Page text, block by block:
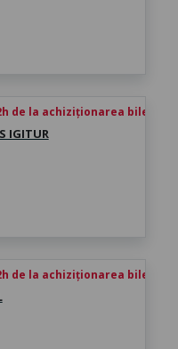
de la achiziționarea biletului
IGITUR
de la achiziționarea biletului